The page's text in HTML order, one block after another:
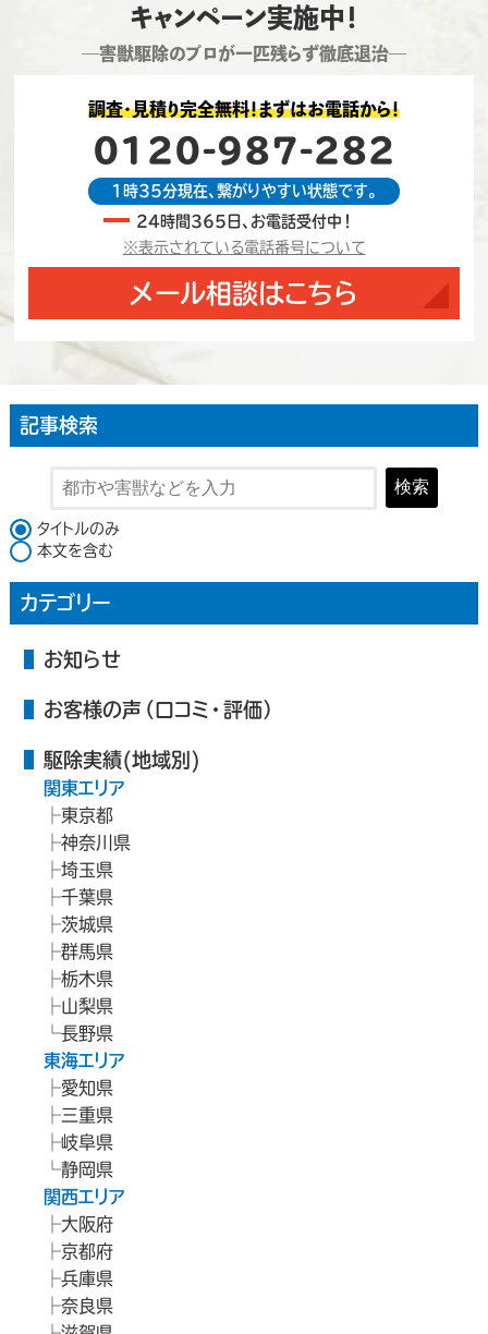
キャンペーン実施中！
―害獣駆除のプロが一匹残らず徹底退治―
調査・見積り完全無料！まずはお電話から！
0120-987-282
1時35分現在、繋がりやすい状態です。
24時間365日、お電話受付中！
※表示されている電話番号について
メール相談はこちら
記事検索
検索
検索対象
タイトルのみ
本文を含む
カテゴリー
お知らせ
お客様の声（口コミ・評価）
駆除実績(地域別)
関東エリア
東京都
神奈川県
埼玉県
千葉県
茨城県
群馬県
栃木県
山梨県
長野県
東海エリア
愛知県
三重県
岐阜県
静岡県
関西エリア
大阪府
京都府
兵庫県
奈良県